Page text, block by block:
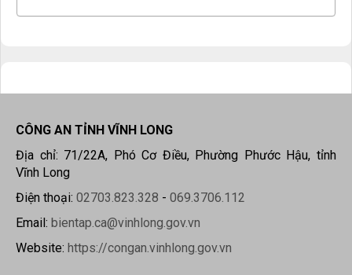
CÔNG AN TỈNH VĨNH LONG
Địa chỉ: 71/22A, Phó Cơ Điều, Phường Phước Hậu, tỉnh
Vĩnh Long
Điện thoại: 02703.823.328 - 069.3706.112
Email: bientap.ca@vinhlong.gov.vn
Website: https://congan.vinhlong.gov.vn